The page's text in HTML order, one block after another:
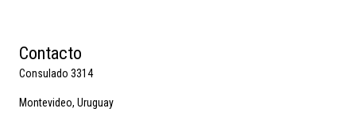
Contacto
Consulado 3314
Montevideo, Uruguay